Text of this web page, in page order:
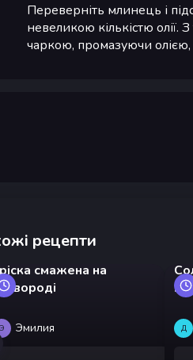
Переверніть млинець і
невеликою кількістю олії.
чаркою, промазуючи олією,
рецепти
смажена на
Э Эмилия Д